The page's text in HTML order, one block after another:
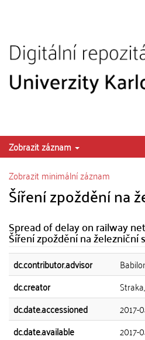
Zobrazit záznam
Zobrazit minimální záznam
Šíření zpoždění na
Spread of delay on railway
Šíření zpoždění na železniční
dc.contributor.advisor
dc.creator
dc.date.accessioned
2017-
dc.date.available
2017-